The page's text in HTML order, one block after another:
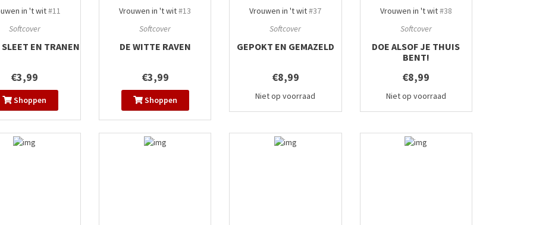
in 't wit#11
Softcover
EN TRANEN
€3,99
Shoppen
Vrouwen in 't wit#13
Softcover
DE WITTE RAVEN
€3,99
Shoppen
Vrouwen in 't wit#37
Softcover
GEPOKT EN GEMAZELD
€8,99
Niet op voorraad
Vrouwen in 't wit#38
Softcover
DOE ALSOF JE THUIS
BENT!
€8,99
Niet op voorraad